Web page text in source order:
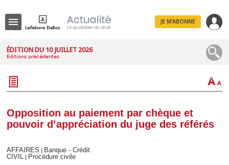
JE M'ABONNE
ÉDITION DU 10 JUILLET 2026
Éditions précédentes
Opposition au paiement par chèque et
pouvoir d’appréciation du juge des référés
AFFAIRES
Banque - Crédit
CIVIL
Procédure civile